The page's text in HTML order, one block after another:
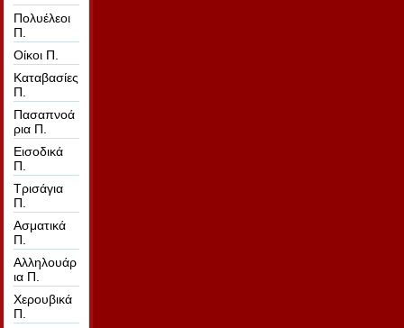
Πολυέλεοι
Π.
Οίκοι Π.
Καταβασίες
Π.
Πασαπνοά
ρια Π.
Εισοδικά
Π.
Τρισάγια
Π.
Ασματικά
Π.
Αλληλουάρ
ια Π.
Χερουβικά
Π.